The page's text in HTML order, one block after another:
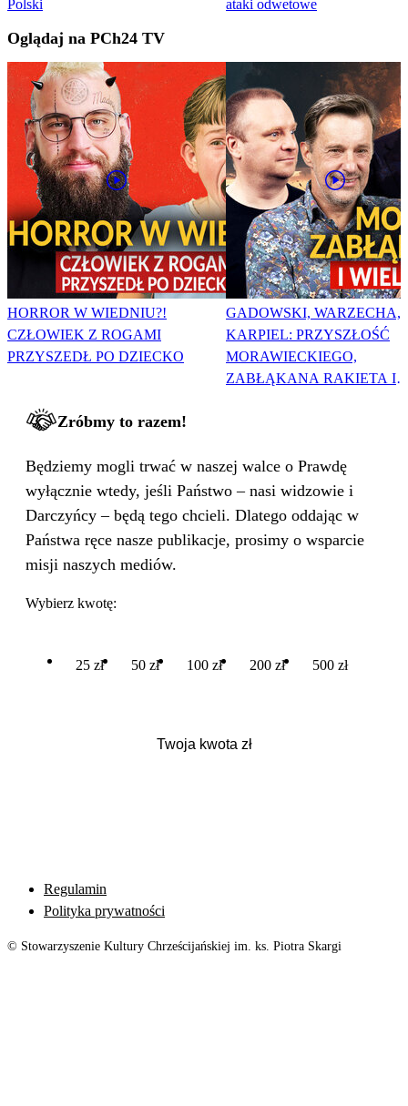
Polski
ataki odwetowe
Oglądaj na PCh24 TV
HORROR W WIEDNIU?!
CZŁOWIEK Z ROGAMI
PRZYSZEDŁ PO DZIECKO
GADOWSKI, WARZECHA,
KARPIEL: PRZYSZŁOŚĆ
MORAWIECKIEGO,
ZABŁĄKANA RAKIETA I
Zróbmy to razem!
Będziemy mogli trwać w naszej walce o Prawdę
wyłącznie wtedy, jeśli Państwo – nasi widzowie i
Darczyńcy – będą tego chcieli. Dlatego oddając w
Państwa ręce nasze publikacje, prosimy o wsparcie
misji naszych mediów.
Wybierz kwotę:
25 zł 50 zł 100 zł 200 zł 500 zł
Regulamin
Polityka prywatności
© Stowarzyszenie Kultury Chrześcijańskiej im. ks. Piotra Skargi